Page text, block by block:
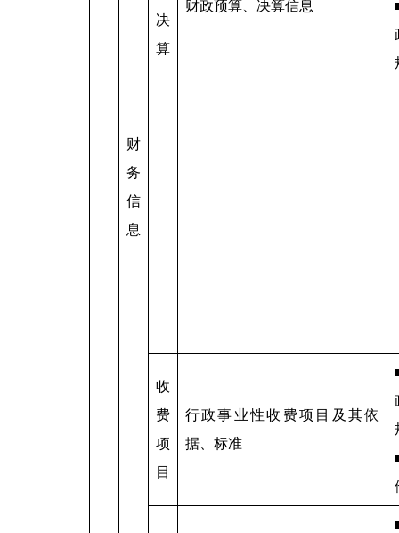
财
务
信
息
决
算
财政预算、决算信息
收
费
项
目
行政事业性收费项目及其依
据、标准